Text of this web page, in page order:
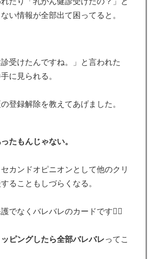
い情報が全部出て困ってると。
受けたんですね。」と言われた
に見られる。
登録解除を教えてあげました。
たもんじゃない。
カンドオピニオンとして他のクリ
ることもしづらくなる。
でなくバレバレのカードです🤷‍♀️
ッピングしたら全部バレバレってこ